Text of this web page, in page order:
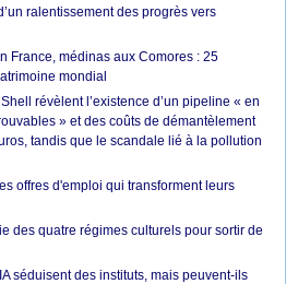
ralentissement des progrès vers
France, médinas aux Comores : 25
mondial
révèlent l’existence d’un pipeline « en
» et des coûts de démantèlement
tandis que le scandale lié à la pollution
offres d'emploi qui transforment leurs
des quatre régimes culturels pour sortir de
séduisent des instituts, mais peuvent-ils